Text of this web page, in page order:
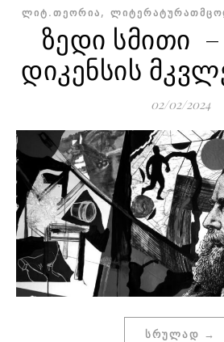
ᲚᲘᲢ.ᲗᲔᲝᲠᲘᲐ,
ზედი სმითი
დიკენსის
02/02/2024
ᲡᲠᲣᲚᲐᲓ →